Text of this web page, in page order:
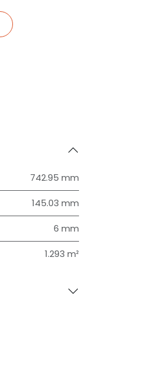
742.95 mm
145.03 mm
6 mm
1.293 m²